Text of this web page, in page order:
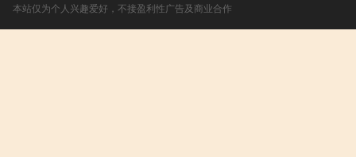
本站仅为个人兴趣爱好，不接盈利性广告及商业合作